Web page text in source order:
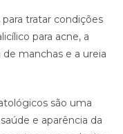
tratar condições
para acne, a
de manchas e a ureia
são uma
e aparência da